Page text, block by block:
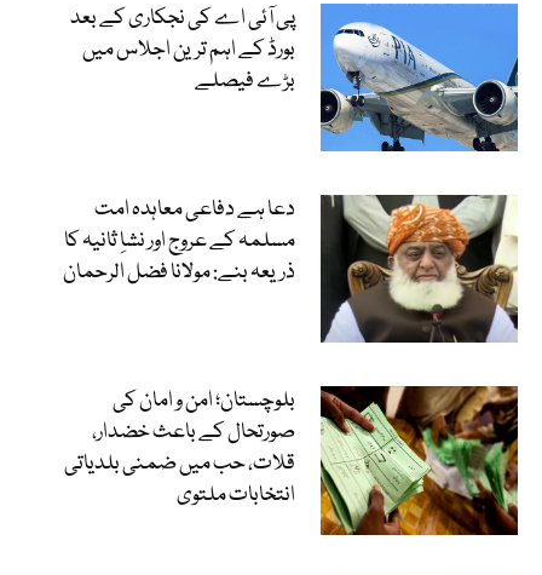
پی آئی اے کی نجکاری کے بعد
بورڈ کے اہم ترین اجلاس میں
بڑے فیصلے
دعا ہے دفاعی معاہدہ امت
مسلمہ کے عروج اور نشاِ ثانیہ کا
ذریعہ بنے: مولانا فضل الرحمان
بلوچستان؛ امن و امان کی
صورتحال کے باعث خضدار،
قلات، حب میں ضمنی بلدیاتی
انتخابات ملتوی